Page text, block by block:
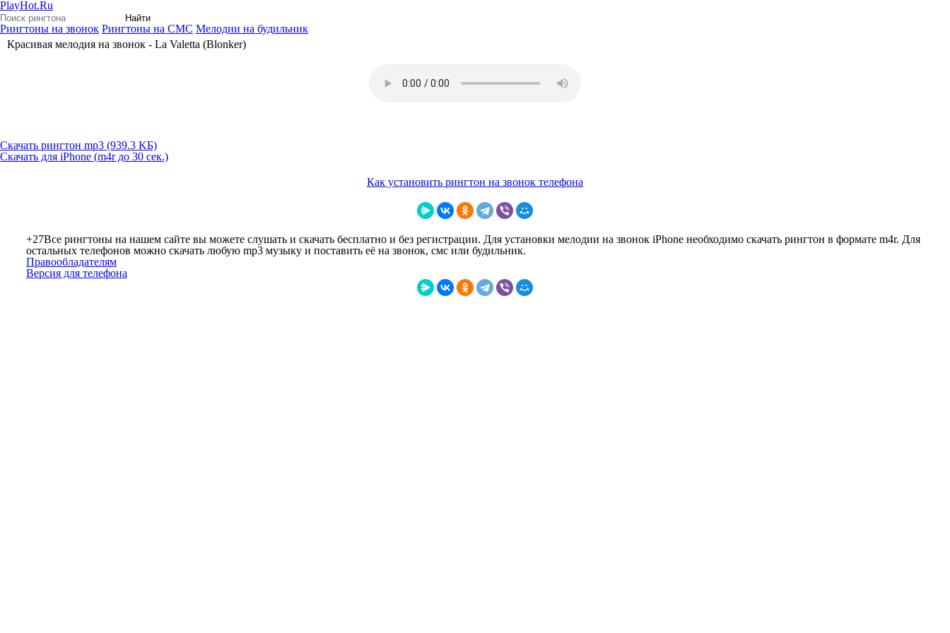
PlayHot.Ru
Найти
Рингтоны на звонок Рингтоны на СМС Мелодии на будильник
Красивая мелодия на звонок - La Valetta (Blonker)
Скачать рингтон mp3 (939.3 KБ)
Скачать для iPhone (m4r до 30 сек.)
Как установить рингтон на звонок телефона
+27Все рингтоны на нашем сайте вы можете слушать и скачать бесплатно и без регистрации. Для установки мелодии на звонок iPhone необходимо скачать рингтон в формате m4r. Для
остальных телефонов можно скачать любую mp3 музыку и поставить её на звонок, смс или будильник.
Правообладателям
Версия для телефона